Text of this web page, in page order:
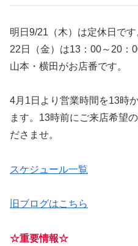
明日9/21（木）は定休日です
22日（金）は13：00～20：
山本・横田がお店番です。
4月1日より営業時間を13時
ます。13時前にご来店希望
ださませ。
スケジュール一覧
旧ブログはこちら
☆重要情報☆